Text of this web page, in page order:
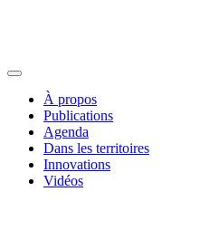
À propos
Publications
Agenda
Dans les territoires
Innovations
Vidéos